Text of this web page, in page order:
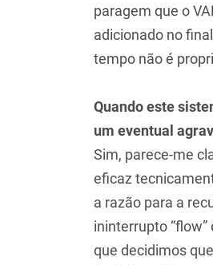
paragem que o
adicionado no
tempo não é
Quando este
um eventual
Sim, parece-me
eficaz
a razão para a
ininterrupto
que decidimos